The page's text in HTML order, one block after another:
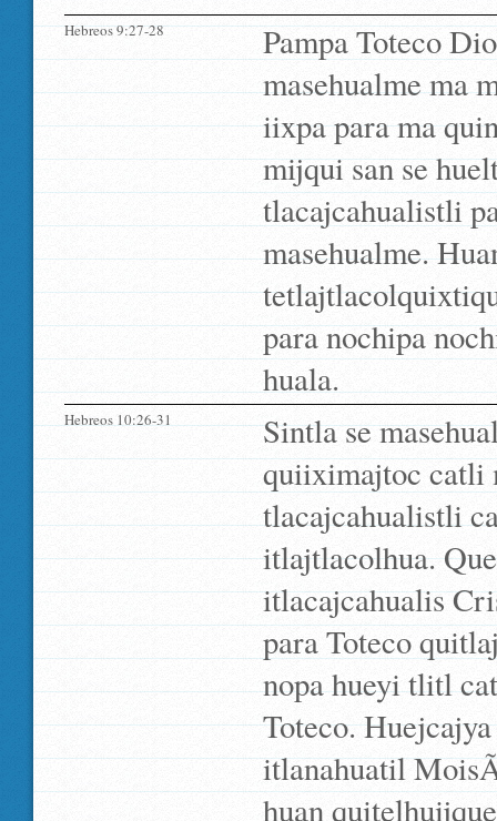
Hebreos 9:27-28
Pampa Toteco
masehualme ma
iixpa para ma
mijqui san se
tlacajcahualistli
masehualme.
para nochipa
huala.
Hebreos 10:26-31
Sintla se
quiiximajtoc catli
tlacajcahualistli
itlajtlacolhua.
itlacajcahualis
para Toteco
nopa hueyi tlitl
Toteco.
itlanahuatil
huan